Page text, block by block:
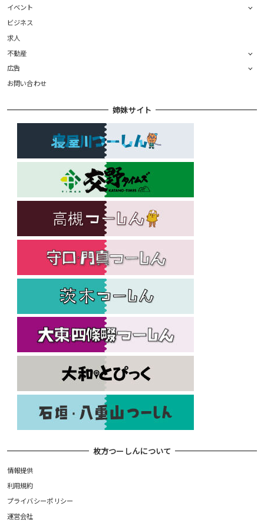
イベント
ビジネス
求人
不動産
広告
お問い合わせ
姉妹サイト
枚方つーしんについて
情報提供
利用規約
プライバシーポリシー
運営会社